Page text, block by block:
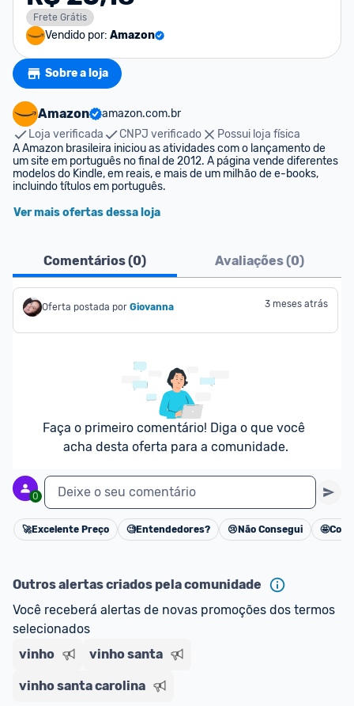
Frete Grátis
Vendido por: Amazon
Sobre a loja
Amazon
amazon.com.br
Loja verificada
CNPJ verificado
Possui loja física
A Amazon brasileira iniciou as atividades com o lançamento de
um site em português no final de 2012. A página vende diferentes
modelos do Kindle, em reais, e mais de um milhão de e-books,
incluindo títulos em português.
Ver mais ofertas dessa loja
Comentários (0) Avaliações (0)
Oferta postada por Giovanna 3 meses atrás
Faça o primeiro comentário! Diga o que você
acha desta oferta para a comunidade.
0 Deixe o seu comentário
Cancelar
🚀Excelente Preço 🧐Entendedores? 😢 Não Consegui 🤩
Outros alertas criados pela comunidade
Você receberá alertas de novas promoções dos termos
selecionados
vinho
vinho santa
vinho santa carolina